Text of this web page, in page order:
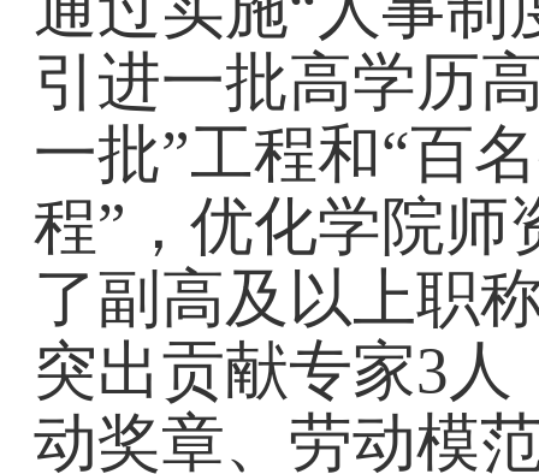
引进一批高学历
一批”工程和“百
程”，优化学院师
了副高及以上职
突出贡献专家3
动奖章、劳动模